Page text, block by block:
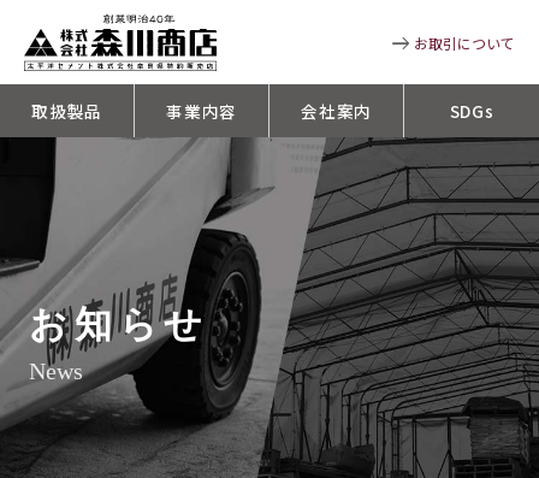
取扱製品 事業内容 会社案内 SDGs
お取引について
お知らせ
News